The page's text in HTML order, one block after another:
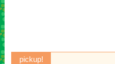
pickup!